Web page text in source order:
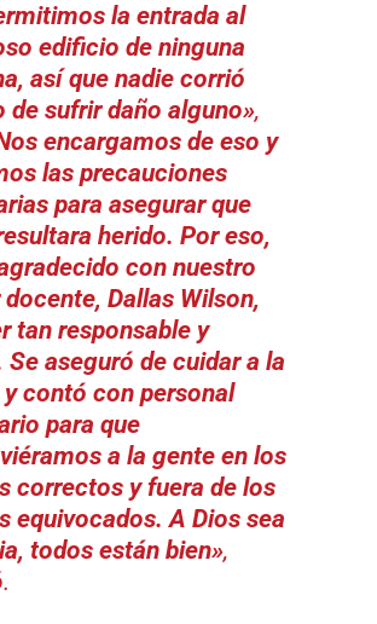
la entrada al
edificio de ninguna
así que nadie corrió
de sufrir daño alguno»,
encargamos de eso y
las precauciones
para asegurar que
herido. Por eso,
con nuestro
Dallas Wilson,
tan responsable y
Se aseguró de cuidar a la
contó con personal
para que
a la gente en los
correctos y fuera de los
equivocados. A Dios sea
todos están bien»,